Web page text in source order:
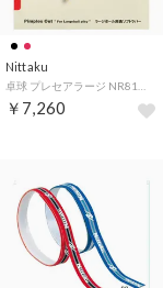
Nittaku
￥7,260